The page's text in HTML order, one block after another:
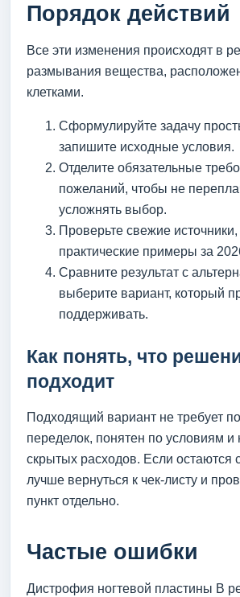
Порядок действий
Все эти изменения происходят в
размывания вещества,
клетками.
Сформулируйте задачу
запишите исходные условия.
Отделите обязательные
пожеланий, чтобы не
усложнять выбор.
Проверьте свежие
практические примеры за
Сравните результат с
выберите вариант, который
поддерживать.
Как понять, что
подходит
Подходящий вариант не требует
переделок, понятен по условиям и
скрытых расходов. Если остаются
лучше вернуться к чек-листу и
пункт отдельно.
Частые ошибки
Дистрофия ногтевой пластины В